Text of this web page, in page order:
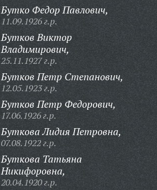
Бутко Федор Павлович,
11.09.1926 г.р.
Бутков Виктор
Владимирович,
25.11.1927 г.р.
Бутков Петр Степанович,
12.05.1923 г.р.
Бутков Петр Федорович,
17.06.1926 г.р.
Буткова Лидия Петровна,
07.08.1922 г.р.
Буткова Татьяна
Никифоровна,
20.04.1920 г.р.